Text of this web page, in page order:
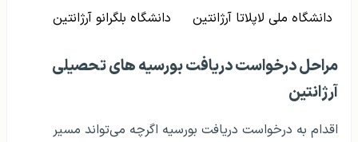
دانشگاه ملی لاپلاتا آرژانتین دانشگاه بلگرانو آرژانتین
مراحل درخواست دریافت بورسیه‌ های تحصیلی
آرژانتین
اقدام به درخواست دریافت بورسیه اگرچه می‌تواند مسیر